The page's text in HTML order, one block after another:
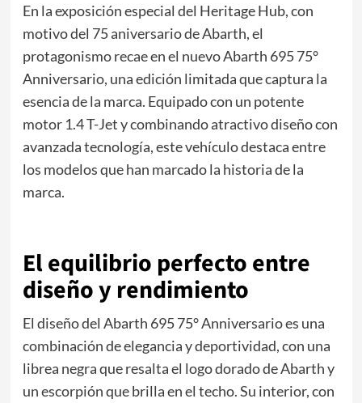
En la exposición especial del Heritage Hub, con
motivo del 75 aniversario de Abarth, el
protagonismo recae en el nuevo Abarth 695 75°
Anniversario, una edición limitada que captura la
esencia de la marca. Equipado con un potente
motor 1.4 T-Jet y combinando atractivo diseño con
avanzada tecnología, este vehículo destaca entre
los modelos que han marcado la historia de la
marca.
El equilibrio perfecto entre
diseño y rendimiento
El diseño del Abarth 695 75° Anniversario es una
combinación de elegancia y deportividad, con una
librea negra que resalta el logo dorado de Abarth y
un escorpión que brilla en el techo. Su interior, con